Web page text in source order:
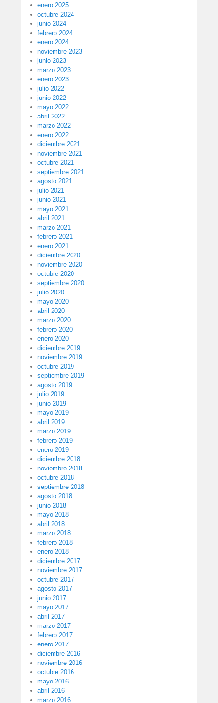
enero 2025
octubre 2024
junio 2024
febrero 2024
enero 2024
noviembre 2023
junio 2023
marzo 2023
enero 2023
julio 2022
junio 2022
mayo 2022
abril 2022
marzo 2022
enero 2022
diciembre 2021
noviembre 2021
octubre 2021
septiembre 2021
agosto 2021
julio 2021
junio 2021
mayo 2021
abril 2021
marzo 2021
febrero 2021
enero 2021
diciembre 2020
noviembre 2020
octubre 2020
septiembre 2020
julio 2020
mayo 2020
abril 2020
marzo 2020
febrero 2020
enero 2020
diciembre 2019
noviembre 2019
octubre 2019
septiembre 2019
agosto 2019
julio 2019
junio 2019
mayo 2019
abril 2019
marzo 2019
febrero 2019
enero 2019
diciembre 2018
noviembre 2018
octubre 2018
septiembre 2018
agosto 2018
junio 2018
mayo 2018
abril 2018
marzo 2018
febrero 2018
enero 2018
diciembre 2017
noviembre 2017
octubre 2017
agosto 2017
junio 2017
mayo 2017
abril 2017
marzo 2017
febrero 2017
enero 2017
diciembre 2016
noviembre 2016
octubre 2016
mayo 2016
abril 2016
marzo 2016